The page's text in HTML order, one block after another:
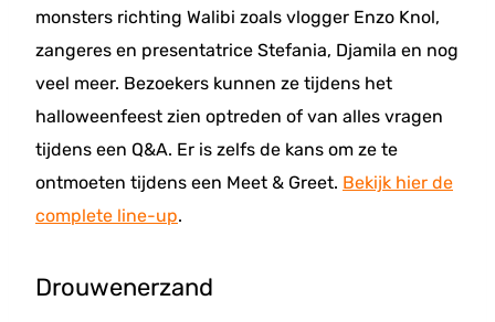
monsters richting Walibi zoals vlogger Enzo Knol,
zangeres en presentatrice Stefania, Djamila en nog
veel meer. Bezoekers kunnen ze tijdens het
halloweenfeest zien optreden of van alles vragen
tijdens een Q&A. Er is zelfs de kans om ze te
ontmoeten tijdens een Meet & Greet. Bekijk hier de
complete line-up.
Drouwenerzand